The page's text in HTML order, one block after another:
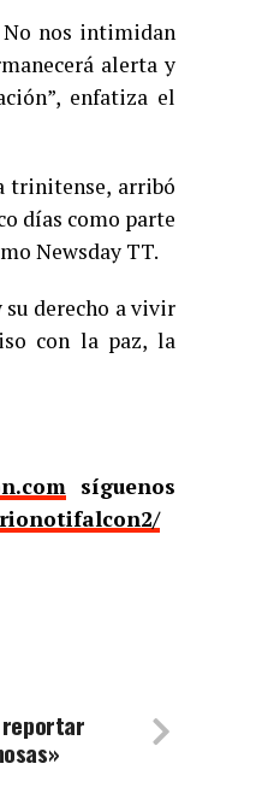
No nos intimidan
alerta y
enfatiza el
trinitense, arribó
días como parte
Newsday TT.
derecho a vivir
con la paz, la
síguenos